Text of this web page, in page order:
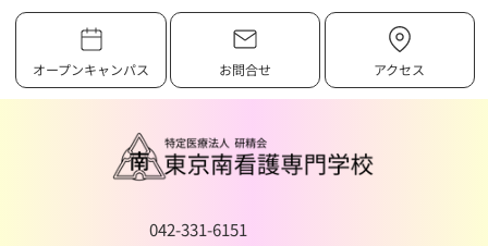
オープンキャンパス お問合せ アクセス
042-331-6151